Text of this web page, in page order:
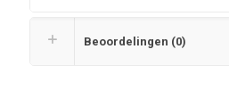
Beoordelingen (0)